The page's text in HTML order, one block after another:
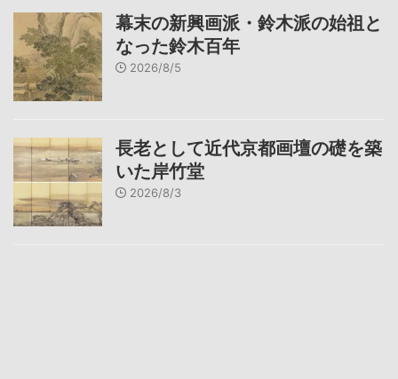
幕末の新興画派・鈴木派の始祖と
なった鈴木百年
2026/8/5
長老として近代京都画壇の礎を築
いた岸竹堂
2026/8/3